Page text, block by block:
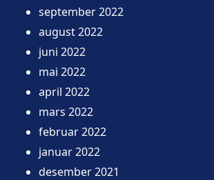
september 2022
august 2022
juni 2022
mai 2022
april 2022
mars 2022
februar 2022
januar 2022
desember 2021